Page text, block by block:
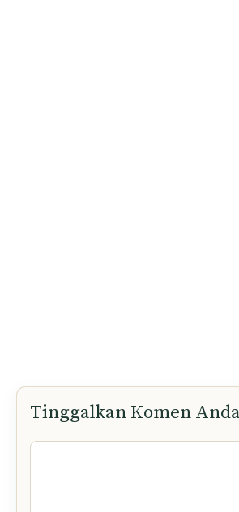
Tinggalkan Komen
Komen